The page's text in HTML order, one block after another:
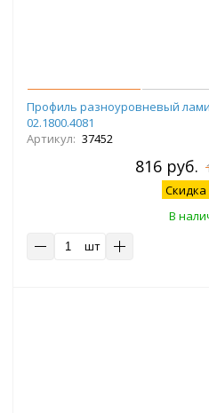
Профиль разноуровневый
02.1800.4081
Артикул: 37452
816 руб.
Скидка
В
шт